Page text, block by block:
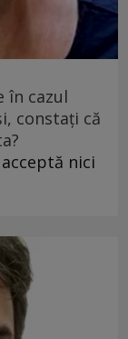
în cazul
constați că
nici